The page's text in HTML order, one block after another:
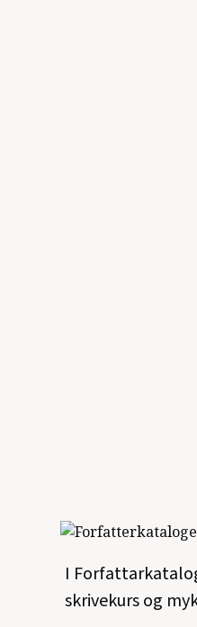
I
skrivekurs og